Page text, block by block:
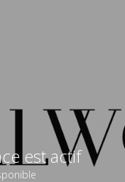
est actif